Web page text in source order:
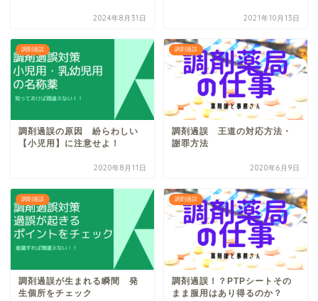
2024年8月31日 2021年10月13日
調剤過誤
調剤過誤の原因 紛らわしい
【小児用】に注意せよ！
2020年8月11日
調剤過誤
調剤過誤 王道の対応方法・
謝罪方法
2020年6月9日
調剤過誤
調剤過誤が生まれる瞬間 発
生個所をチェック
調剤過誤
調剤過誤！？PTPシートその
まま服用はあり得るのか？